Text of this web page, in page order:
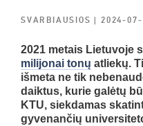
SVARBIAUSIOS| 2024-07-
2021 metais Lietuvoje
milijonai tonų atliekų.
išmeta ne tik
daiktus, kurie galėtų
KTU, siekdamas
gyvenančių